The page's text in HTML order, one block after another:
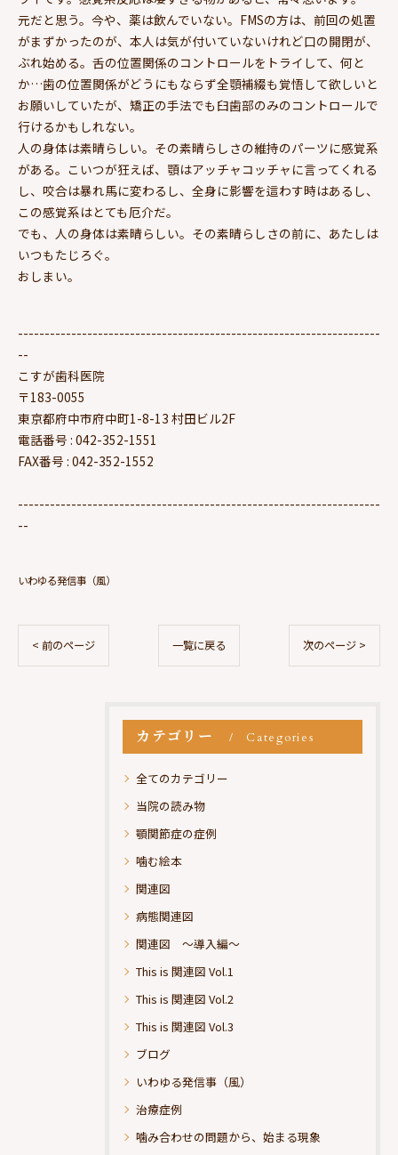
元だと思う。今や、薬は飲んでいない。FMSの方は、前回の処置
がまずかったのが、本人は気が付いていないけれど口の開閉が、
ぶれ始める。舌の位置関係のコントロールをトライして、何と
か…歯の位置関係がどうにもならず全顎補綴も覚悟して欲しいと
お願いしていたが、矯正の手法でも臼歯部のみのコントロールで
行けるかもしれない。
人の身体は素晴らしい。その素晴らしさの維持のパーツに感覚系
がある。こいつが狂えば、顎はアッチャコッチャに言ってくれる
し、咬合は暴れ馬に変わるし、全身に影響を這わす時はあるし、
この感覚系はとても厄介だ。
でも、人の身体は素晴らしい。その素晴らしさの前に、あたしは
いつもたじろぐ。
おしまい。
--------------------------------------------------------------------
--
こすが歯科医院
〒183-0055
東京都府中市府中町1-8-13 村田ビル2F
電話番号 : 042-352-1551
FAX番号 : 042-352-1552
--------------------------------------------------------------------
--
いわゆる発信事（風）
< 前のページ 一覧に戻る 次のページ >
カテゴリー Categories
全てのカテゴリー
当院の読み物
顎関節症の症例
噛む絵本
関連図
病態関連図
関連図 ～導入編～
This is 関連図 Vol.1
This is 関連図 Vol.2
This is 関連図 Vol.3
ブログ
いわゆる発信事（風）
治療症例
噛み合わせの問題から、始まる現象